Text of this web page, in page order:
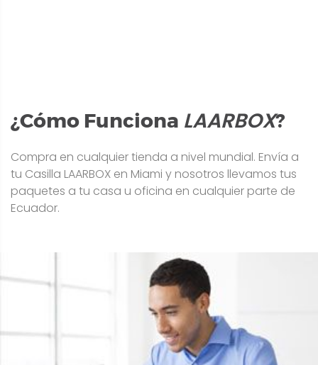
¿Cómo Funciona LAARBOX?
Compra en cualquier tienda a nivel mundial. Envía a
tu Casilla LAARBOX en Miami y nosotros llevamos tus
paquetes a tu casa u oficina en cualquier parte de
Ecuador.